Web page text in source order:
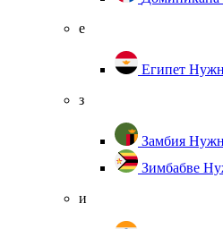
е
Египет
з
Замбия
Зимбабве
и